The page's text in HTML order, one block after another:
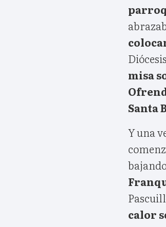
misa
Santa
Y una
calor